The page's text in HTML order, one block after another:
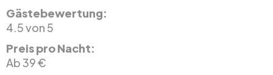
Gästebewertung:
4.5 von 5
Preis pro Nacht:
Ab 39 €